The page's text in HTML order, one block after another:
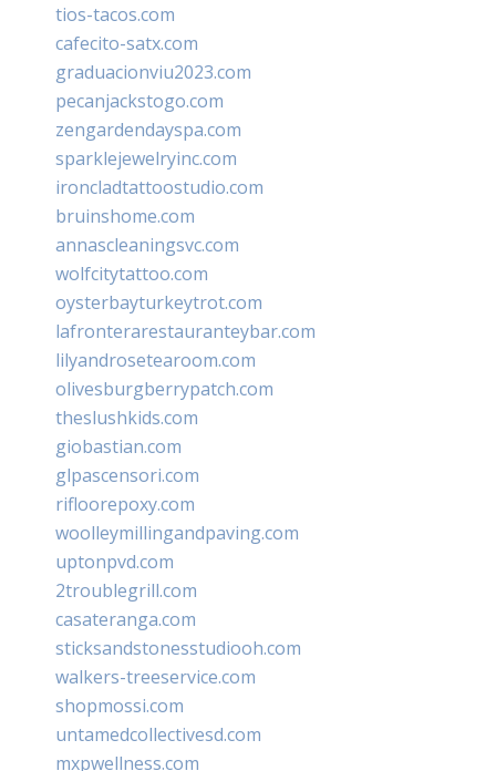
tios-tacos.com
cafecito-satx.com
graduacionviu2023.com
pecanjackstogo.com
zengardendayspa.com
sparklejewelryinc.com
ironcladtattoostudio.com
bruinshome.com
annascleaningsvc.com
wolfcitytattoo.com
oysterbayturkeytrot.com
lafronterarestauranteybar.com
lilyandrosetearoom.com
olivesburgberrypatch.com
theslushkids.com
giobastian.com
glpascensori.com
rifloorepoxy.com
woolleymillingandpaving.com
uptonpvd.com
2troublegrill.com
casateranga.com
sticksandstonesstudiooh.com
walkers-treeservice.com
shopmossi.com
untamedcollectivesd.com
mxpwellness.com